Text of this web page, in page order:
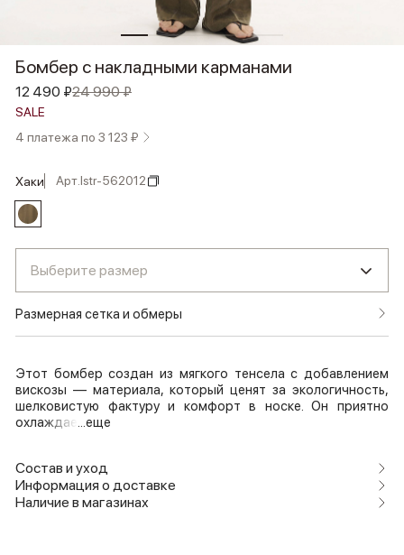
Бомбер с накладными карманами
12 490 ₽24 990 ₽
SALE
4 платежа по 3 123 ₽
хаки Арт.lstr-562012
Выберите размер
Размерная сетка и обмеры
Этот бомбер создан из мягкого тенсела с добавлением
вискозы — материала, который ценят за экологичность,
шелковистую фактуру и комфорт в носке. Он приятно
охлаждае ...еще
Состав и уход
Информация о доставке
Наличие в магазинах